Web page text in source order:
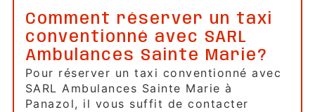
Comment réserver un taxi
conventionné avec SARL
Ambulances Sainte Marie?
Pour réserver un taxi conventionné avec
SARL Ambulances Sainte Marie à
Panazol, il vous suffit de contacter